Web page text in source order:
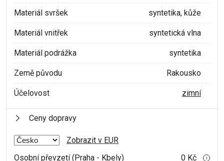
Materiál svršek syntetika, kůže
Materiál vnitřek syntetická vlna
Materiál podrážka syntetika
Země původu Rakousko
Účelovost zimní
Ceny dopravy
Zobrazit v EUR
Osobní převzetí (Praha - Kbely)
0 Kč i